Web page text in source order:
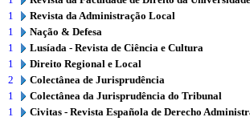
1
Revista da Administração Local
1
Nação & Defesa
1
Lusíada - Revista de Ciência e Cultura
1
Direito Regional e Local
2
Colectânea de Jurisprudência
1
Colectânea da Jurisprudência do Tribunal
1
Civitas - Revista Española de Derecho